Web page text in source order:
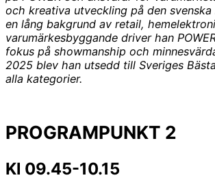
och kreativa utveckling på den svenska
en lång bakgrund av retail,
varumärkesbyggande driver han
fokus på showmanship och
2025 blev han utsedd till Sveriges
alla kategorier.
PROGRAMPUNKT 2
Kl 09.45-10.15